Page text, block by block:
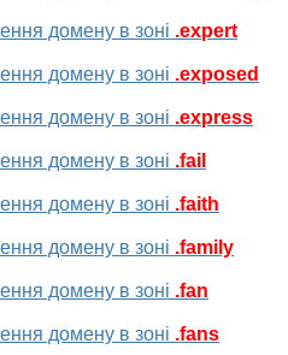
домену в зоні .expert
домену в зоні .exposed
домену в зоні .express
домену в зоні .fail
домену в зоні .faith
домену в зоні .family
домену в зоні .fan
домену в зоні .fans